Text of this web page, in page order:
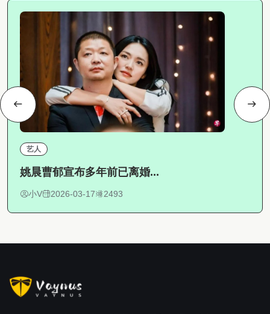
艺人
姚晨曹郁宣布多年前已离婚...
小V 2026-03-17 2493